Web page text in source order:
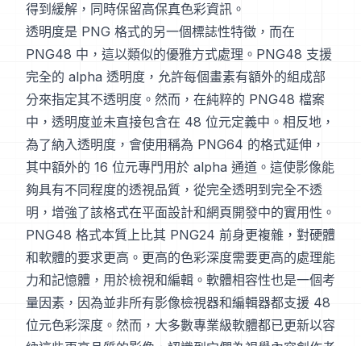
得到緩解，同時保留高保真色彩資訊。
透明度是 PNG 格式的另一個標誌性特徵，而在
PNG48 中，這以類似的優雅方式處理。PNG48 支援
完全的 alpha 透明度，允許每個畫素有額外的組成部
分來指定其不透明度。然而，在純粹的 PNG48 檔案
中，透明度並未直接包含在 48 位元定義中。相反地，
為了納入透明度，會使用稱為 PNG64 的格式延伸，
其中額外的 16 位元專門用於 alpha 通道。這使影像能
夠具有不同程度的透視品質，從完全透明到完全不透
明，增強了該格式在平面設計和網頁開發中的實用性。
PNG48 格式本質上比其 PNG24 前身更複雜，對硬體
和軟體的要求更高。更高的色彩深度需要更高的處理能
力和記憶體，用於檢視和編輯。軟體相容性也是一個考
量因素，因為並非所有影像檢視器和編輯器都支援 48
位元色彩深度。然而，大多數專業級軟體都已更新以容